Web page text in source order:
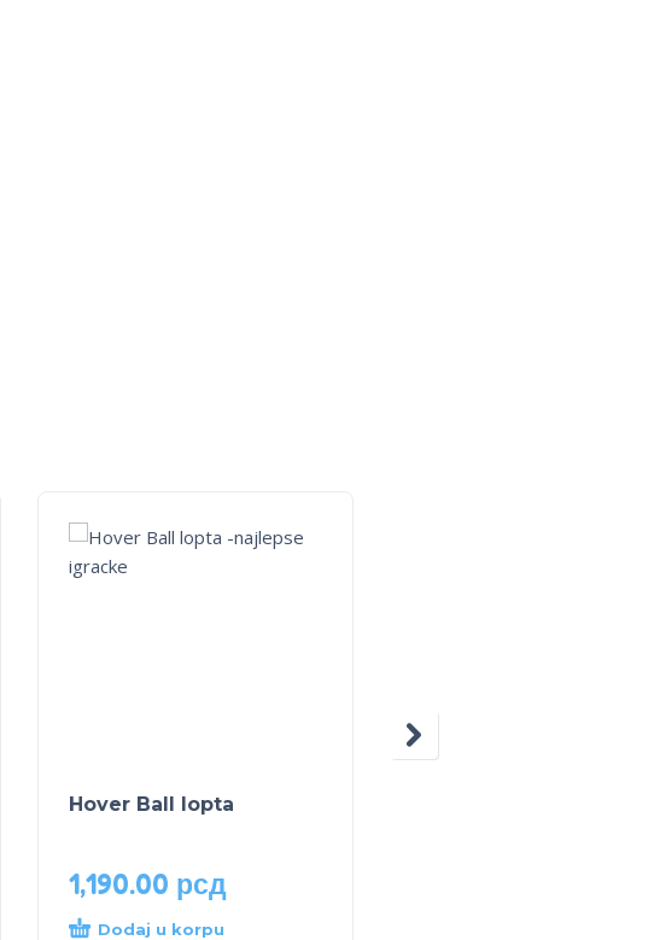
Hover Ball lopta
1,190.00 рсд
Dodaj u korpu